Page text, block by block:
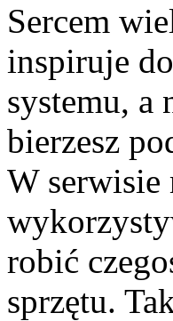
Sercem
inspiruje
systemu, a
bierzesz
W serwisie
robić
sprzętu.